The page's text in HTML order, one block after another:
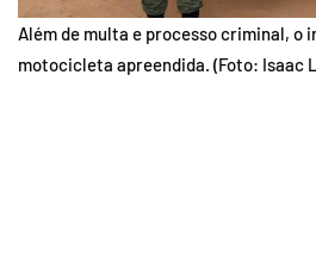
Além de multa e processo criminal, o
motocicleta apreendida. (Foto: Isaac